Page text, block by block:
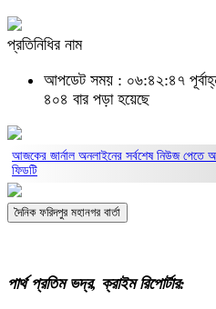
প্রতিনিধির নাম
আপডেট সময় : ০৬:৪২:৪৭
৪০৪ বার পড়া হয়েছে
আজকের জার্নাল অনলাইনের সর্বশেষ নিউজ পেতে
ফিডটি
দৈনিক ফরিদপুর মহানগর বার্তা
পার্থ প্রতিম ভদ্র, ক্রাইম রিপোর্টার: